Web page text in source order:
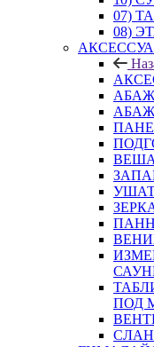
07)
08)
УШАТ
ПОД